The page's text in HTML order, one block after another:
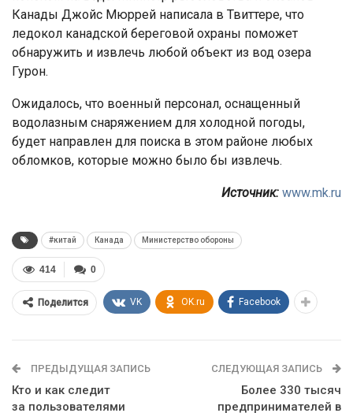
Канады Джойс Мюррей написала в Твиттере, что
ледокол канадской береговой охраны поможет
обнаружить и извлечь любой объект из вод озера
Гурон.
Ожидалось, что военный персонал, оснащенный
водолазным снаряжением для холодной погоды,
будет направлен для поиска в этом районе любых
обломков, которые можно было бы извлечь.
Источник: www.mk.ru
#китай Канада Министерство обороны
0
414
Поделится VK OK.ru Facebook
ПРЕДЫДУЩАЯ ЗАПИСЬ
Кто и как следит
за пользователями
СЛЕДУЮЩАЯ ЗАПИСЬ
Более 330 тысяч
предпринимателей в